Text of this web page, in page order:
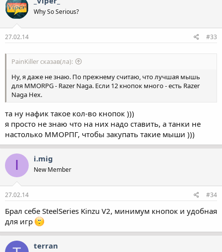
Why So Serious?
27.02.14 #33
PainKiller сказав(ла):
Ну, я даже не знаю. По прежнему считаю, что лучшая мышь
для MMORPG - Razer Naga. Если 12 кнопок много - есть Razer
Naga Hex.
та ну нафик такое кол-во кнопок )))
я просто не знаю что на них надо ставить, а танки не
настолько ММОРПГ, чтобы закупать такие мыши )))
I i.mig
New Member
27.02.14 #34
Брал себе SteelSeries Kinzu V2, минимум кнопок и удобная
для игр
terran